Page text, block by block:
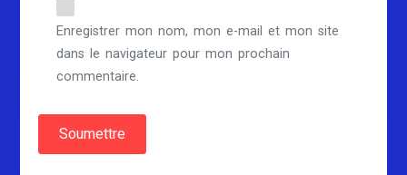
Enregistrer mon nom, mon e-mail et mon site
dans le navigateur pour mon prochain
commentaire.